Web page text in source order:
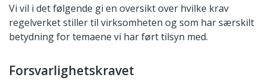
Vi vil i det følgende gi en oversikt over hvilke krav
regelverket stiller til virksomheten og som har særskilt
betydning for temaene vi har ført tilsyn med.
Forsvarlighetskravet